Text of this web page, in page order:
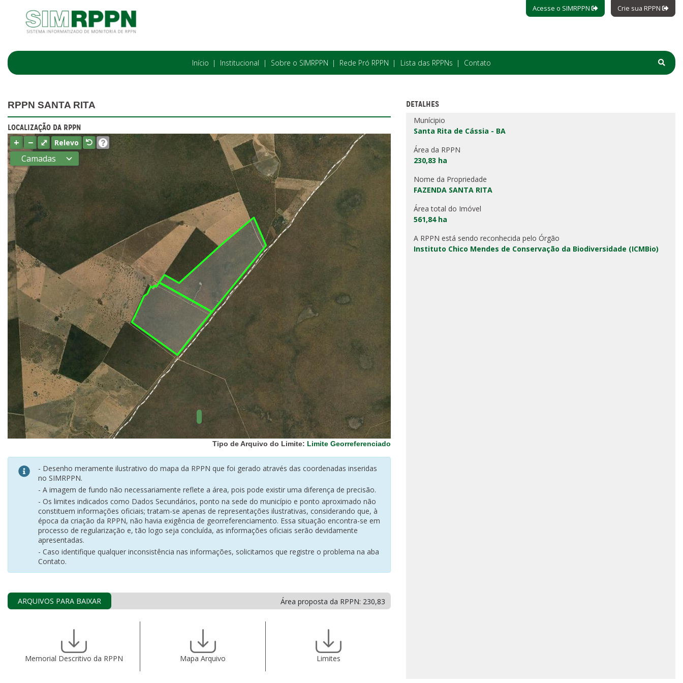
Acesse o SIMRPPN Crie sua RPPN
Início Institucional Sobre o SIMRPPN Rede Pró RPPN Lista das RPPNs Contato
RPPN SANTA RITA
LOCALIZAÇÃO DA RPPN
+ − ⤢ Relevo
Camadas
Estados
Terras
indígenas
(FUNAI)
UC Federal
UC Estaduais
UC
Municipais
Hidrografia
1:1.000.000
(ANA)
Biomas
(IBGE)
Vegetação
(IBGE)
Rodovias
(IBGE)
Relevo
(IBGE)
Tipo de Arquivo do Limite: Limite Georreferenciado
- Desenho meramente ilustrativo do mapa da RPPN que foi gerado através das coordenadas inseridas
no SIMRPPN.
- A imagem de fundo não necessariamente reflete a área, pois pode existir uma diferença de precisão.
- Os limites indicados como Dados Secundários, ponto na sede do município e ponto aproximado não
constituem informações oficiais; tratam-se apenas de representações ilustrativas, considerando que, à
época da criação da RPPN, não havia exigência de georreferenciamento. Essa situação encontra-se em
processo de regularização e, tão logo seja concluída, as informações oficiais serão devidamente
apresentadas.
- Caso identifique qualquer inconsistência nas informações, solicitamos que registre o problema na aba
Contato.
ARQUIVOS PARA BAIXAR Área proposta da RPPN: 230,83
Memorial Descritivo da RPPN Mapa Arquivo Limites
DETALHES
Munícipio
Santa Rita de Cássia - BA
Área da RPPN
230,83 ha
Nome da Propriedade
FAZENDA SANTA RITA
Área total do Imóvel
561,84 ha
A RPPN está sendo reconhecida pelo Órgão
Instituto Chico Mendes de Conservação da Biodiversidade (ICMBio)